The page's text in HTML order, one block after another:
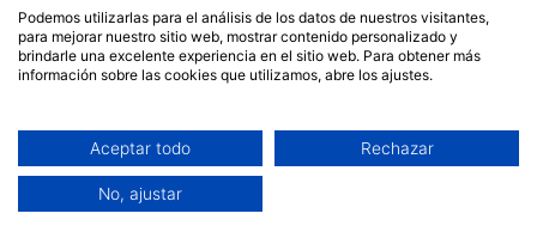
Coaching individual i grupal
Podemos utilizarlas para el análisis de los datos de nuestros visitantes,
para mejorar nuestro sitio web, mostrar contenido personalizado y
brindarle una excelente experiencia en el sitio web. Para obtener más
información sobre las cookies que utilizamos, abre los ajustes.
Aceptar todo Rechazar
No, ajustar